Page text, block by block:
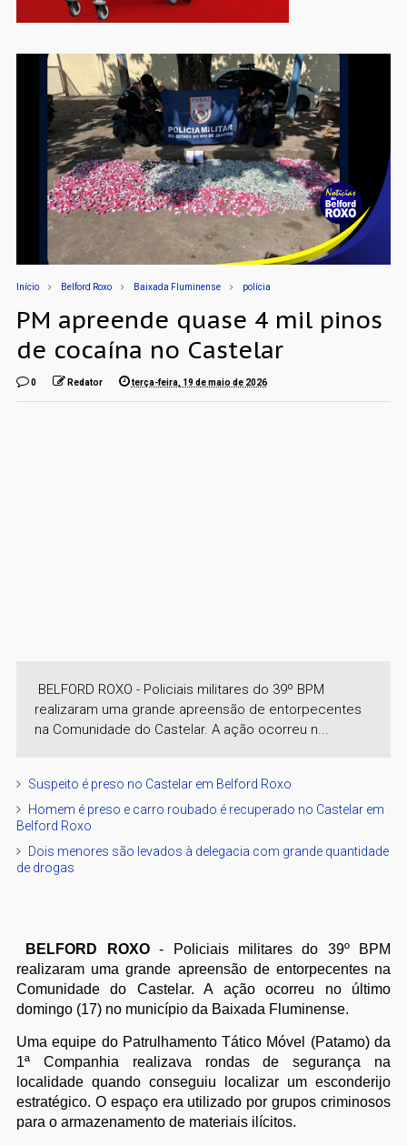
Início Belford Roxo Baixada Fluminense polícia
PM apreende quase 4 mil pinos
de cocaína no Castelar
0 Redator terça-feira, 19 de maio de 2026
BELFORD ROXO - Policiais militares do 39º BPM
realizaram uma grande apreensão de entorpecentes
na Comunidade do Castelar. A ação ocorreu n...
Suspeito é preso no Castelar em Belford Roxo
Homem é preso e carro roubado é recuperado no Castelar em
Belford Roxo
Dois menores são levados à delegacia com grande quantidade
de drogas
BELFORD ROXO- Policiais militares do 39º BPM
realizaram uma grande apreensão de entorpecentes na
Comunidade do Castelar. A ação ocorreu no último
domingo (17) no município da Baixada Fluminense.
Uma equipe do Patrulhamento Tático Móvel (Patamo) da
1ª Companhia realizava rondas de segurança na
localidade quando conseguiu localizar um esconderijo
estratégico. O espaço era utilizado por grupos criminosos
para o armazenamento de materiais ilícitos.